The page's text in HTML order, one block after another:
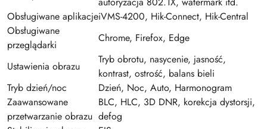
Obsługiwane aplikacjeiVMS-4200, Hik-Connect, Hik-Central
Obsługiwane
przeglądarki
Chrome, Firefox, Edge
Ustawienia obrazu
Tryb obrotu, nasycenie, jasność,
kontrast, ostrość, balans bieli
Tryb dzień/noc
Dzień, Noc, Auto, Harmonogram
Zaawansowane
przetwarzanie obrazu
BLC, HLC, 3D DNR, korekcja dystorsji,
defog